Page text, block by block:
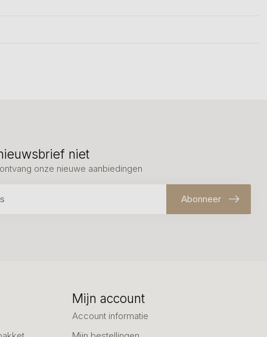
niet
onze nieuwe aanbiedingen
Abonneer
Mijn account
Account informatie